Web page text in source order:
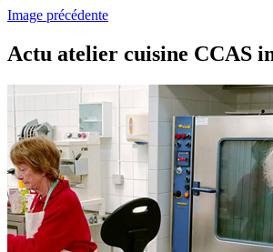
Image précédente
Actu atelier cuisine CCAS